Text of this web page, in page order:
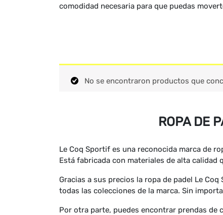
comodidad necesaria para que puedas
No se encontraron productos que
ROPA DE
Le Coq Sportif es una reconocida marca de
Está fabricada con materiales de alta calidad
Gracias a sus precios la ropa de padel Le
todas las colecciones de la marca. Sin
Por otra parte, puedes encontrar prendas de